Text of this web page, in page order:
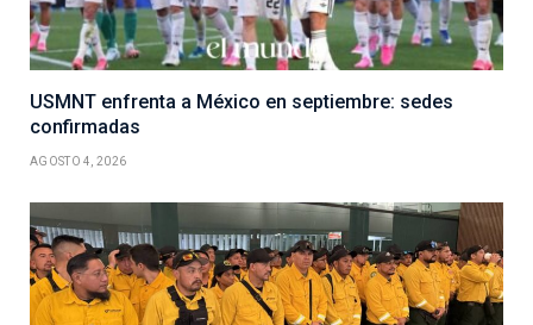
USMNT enfrenta a México en septiembre: sedes
confirmadas
AGOSTO 4, 2026